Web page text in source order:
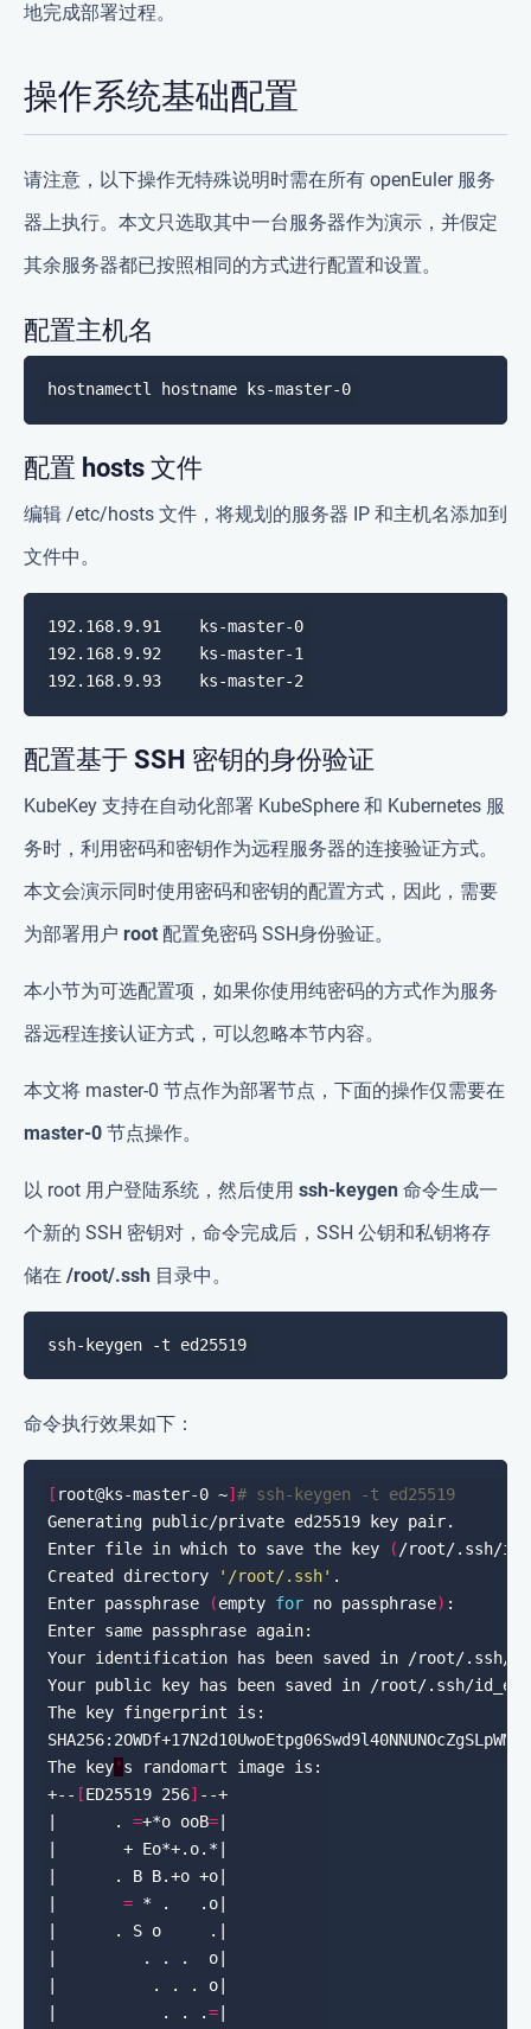
地完成部署过程。
操作系统基础配置
请注意，以下操作无特殊说明时需在所有 openEuler 服务
器上执行。本文只选取其中一台服务器作为演示，并假定
其余服务器都已按照相同的方式进行配置和设置。
配置主机名
配置 hosts 文件
编辑 /etc/hosts 文件，将规划的服务器 IP 和主机名添加到
文件中。
配置基于 SSH 密钥的身份验证
KubeKey 支持在自动化部署 KubeSphere 和 Kubernetes 服
务时，利用密码和密钥作为远程服务器的连接验证方式。
本文会演示同时使用密码和密钥的配置方式，因此，需要
为部署用户 root 配置免密码 SSH身份验证。
本小节为可选配置项，如果你使用纯密码的方式作为服务
器远程连接认证方式，可以忽略本节内容。
本文将 master-0 节点作为部署节点，下面的操作仅需要在
master-0 节点操作。
以 root 用户登陆系统，然后使用 ssh-keygen 命令生成一
个新的 SSH 密钥对，命令完成后，SSH 公钥和私钥将存
储在 /root/.ssh 目录中。
命令执行效果如下：
[ root@ks-master-0 ~]# ssh-keygen -t ed25519
Enter file in which to save the key
( /root/.ssh/
Created directory
'/root/.ssh'
Enter passphrase
(empty for no passphrase)
The key'
+-- [ED25519 256]
|      . =+*o ooB=
| =
|           . . .=